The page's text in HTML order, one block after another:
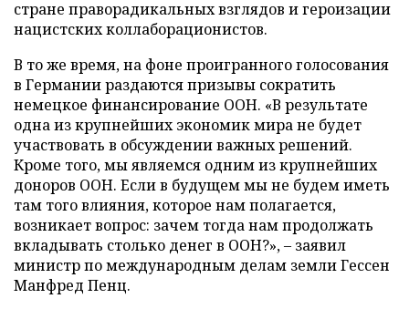
стране праворадикальных взглядов и героизации
нацистских коллаборационистов.
В то же время, на фоне проигранного голосования
в Германии раздаются призывы сократить
немецкое финансирование ООН. «В результате
одна из крупнейших экономик мира не будет
участвовать в обсуждении важных решений.
Кроме того, мы являемся одним из крупнейших
доноров ООН. Если в будущем мы не будем иметь
там того влияния, которое нам полагается,
возникает вопрос: зачем тогда нам продолжать
вкладывать столько денег в ООН?», – заявил
министр по международным делам земли Гессен
Манфред Пенц.